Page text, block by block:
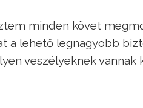
minden követ
a lehető legnagyobb
veszélyeknek vannak